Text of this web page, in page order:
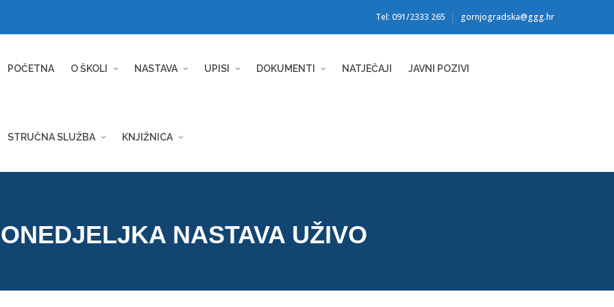
Tel: 091/2333 265 gornjogradska@ggg.hr
POČETNA O ŠKOLI NASTAVA UPISI DOKUMENTI NATJEČAJI JAVNI POZIVI
STRUČNA SLUŽBA KNJIŽNICA
NASTAVA UŽIVO